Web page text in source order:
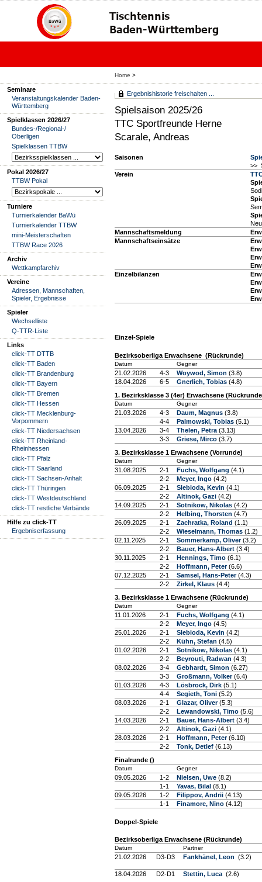
Home >
Seminare
Veranstaltungskalender Baden-
Württemberg
Spielklassen 2026/27
Bundes-/Regional-/
Oberligen
Spielklassen TTBW
Pokal 2026/27
TTBW Pokal
Turniere
Turnierkalender BaWü
Turnierkalender TTBW
mini-Meisterschaften
TTBW Race 2026
Archiv
Wettkampfarchiv
Vereine
Adressen, Mannschaften,
Spieler, Ergebnisse
Spieler
Wechselliste
Q-TTR-Liste
Links
click-TT DTTB
click-TT Baden
click-TT Brandenburg
click-TT Bayern
click-TT Bremen
click-TT Hessen
click-TT Mecklenburg-
Vorpommern
click-TT Niedersachsen
click-TT Rheinland-
Rheinhessen
click-TT Pfalz
click-TT Saarland
click-TT Sachsen-Anhalt
click-TT Thüringen
click-TT Westdeutschland
click-TT restliche Verbände
Hilfe zu click-TT
Ergebniserfassung
Ergebnishistorie freischalten ...
Spielsaison 2025/26
TTC Sportfreunde Herne
Scarale, Andreas
Saisonen
>>
Verein
Mannschaftsmeldung
Mannschaftseinsätze
Einzelbilanzen
Einzel-Spiele
Bezirksoberliga Erwachsene (Rückrunde)
Datum Gegner
21.02.2026 4-3 Woywod, Simon (3.8)
18.04.2026
6-5 Gnerlich, Tobias (4.8)
1. Bezirksklasse 3 (4er) Erwachsene
Datum Gegner
21.03.2026 4-3 Daum, Magnus (3.8)
4-4
Palmowski, Tobias (5.1)
13.04.2026
3-4 Thelen, Petra (3.13)
3-3
Griese, Mirco (3.7)
3. Bezirksklasse 1 Erwachsene (Vorrunde)
Datum Gegner
31.08.2025 2-1 Fuchs, Wolfgang (4.1)
2-2
Meyer, Ingo (4.2)
06.09.2025
2-1 Slebioda, Kevin (4.1)
2-2
Altinok, Gazi (4.2)
14.09.2025
2-1 Sotnikow, Nikolas (4.2)
2-2
Helbing, Thorsten (4.7)
26.09.2025
2-1 Zachratka, Roland (1.1)
2-2
Wieselmann, Thomas (1.2)
02.11.2025
2-1 Sommerkamp, Oliver(3.2)
2-2
Bauer, Hans-Albert (3.4)
30.11.2025
2-1 Hennings, Timo (6.1)
2-2
Hoffmann, Peter(6.6)
07.12.2025
2-1 Samsel, Hans-Peter(4.3)
2-2
Zirkel, Klaus (4.4)
3. Bezirksklasse 1 Erwachsene (Rückrunde)
Datum Gegner
11.01.2026 2-1 Fuchs, Wolfgang (4.1)
2-2
Meyer, Ingo (4.5)
25.01.2026
2-1 Slebioda, Kevin (4.2)
2-2
Kühn, Stefan (4.5)
01.02.2026
2-1 Sotnikow, Nikolas (4.1)
2-2
Beyrouti, Radwan (4.3)
08.02.2026
3-4 Gebhardt, Simon (6.27)
3-3
Großmann, Volker(6.4)
01.03.2026
4-3 Lösbrock, Dirk (5.1)
4-4
Segieth, Toni (5.2)
08.03.2026
2-1 Glazar, Oliver(5.3)
2-2
Lewandowski, Timo (5.6)
14.03.2026
2-1 Bauer, Hans-Albert (3.4)
2-2
Altinok, Gazi (4.1)
28.03.2026
2-1 Hoffmann, Peter(6.10)
2-2
Tonk, Detlef (6.13)
Finalrunde ()
Datum Gegner
09.05.2026 1-2 Nielsen, Uwe (8.2)
1-1
Yavas, Bilal (8.1)
09.05.2026
1-2 Filippov, Andrii (4.13)
1-1
Finamore, Nino (4.12)
Doppel-Spiele
Bezirksoberliga Erwachsene (Rückrunde)
Datum Partner
21.02.2026 D3-D3 Fankhänel, Leon (3.2)
18.04.2026 D2-D1 Stettin, Luca (2.6)